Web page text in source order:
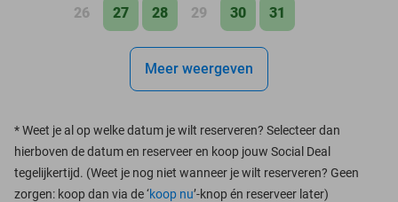
26 27 28 29 30 31
Meer weergeven
*Weet je al op welke datum je wilt reserveren? Selecteer dan
hierboven de datum en reserveer en koop jouw Social Deal
tegelijkertijd. (Weet je nog niet wanneer je wilt reserveren? Geen
zorgen: koop dan via de ‘koop nu’-knop én reserveer later)